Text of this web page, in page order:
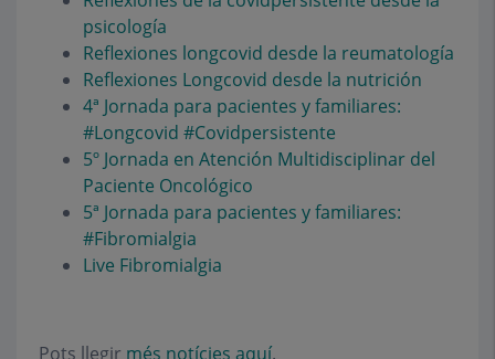
psicología
Reflexiones longcovid desde la reumatología
Reflexiones Longcovid desde la nutrición
4ª Jornada para pacientes y familiares:
#Longcovid #Covidpersistente
5º Jornada en Atención Multidisciplinar del
Paciente Oncológico
5ª Jornada para pacientes y familiares:
#Fibromialgia
Live Fibromialgia
Pots llegir més notícies aquí.